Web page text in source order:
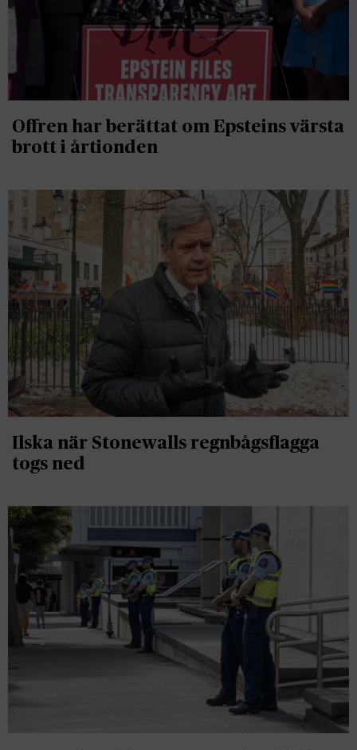
Offren har berättat om Epsteins värsta
brott i årtionden
Ilska när Stonewalls regnbågsflagga
togs ned